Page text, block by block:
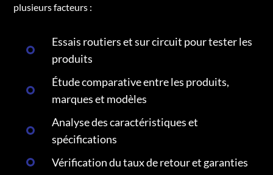
plusieurs facteurs :
Essais routiers et sur circuit pour tester les
produits
Étude comparative entre les produits,
marques et modèles
Analyse des caractéristiques et
spécifications
Vérification du taux de retour et garanties